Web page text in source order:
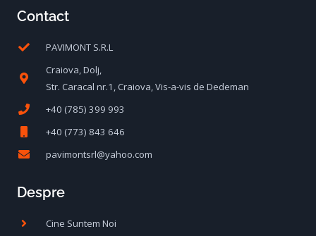
Contact
PAVIMONT S.R.L
Craiova, Dolj,
Str. Caracal nr.1, Craiova, Vis-a-vis de Dedeman
+40 (785) 399 993
+40 (773) 843 646
pavimontsrl@yahoo.com
Despre
Cine Suntem Noi